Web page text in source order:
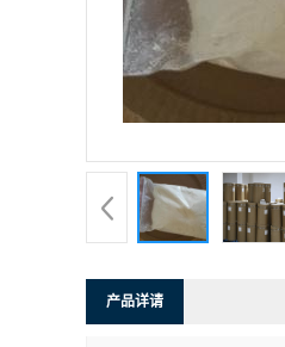
产品详请